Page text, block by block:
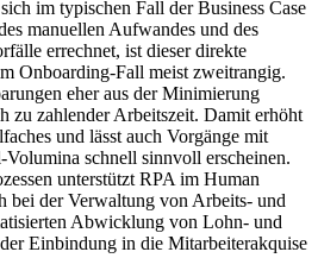
im typischen Fall der Business Case
manuellen Aufwandes und des
errechnet, ist dieser direkte
Onboarding-Fall meist zweitrangig.
eher aus der Minimierung
zu zahlender Arbeitszeit. Damit erhöht
und lässt auch Vorgänge mit
schnell sinnvoll erscheinen.
unterstützt RPA im Human
bei der Verwaltung von Arbeits- und
Abwicklung von Lohn- und
Einbindung in die Mitarbeiterakquise